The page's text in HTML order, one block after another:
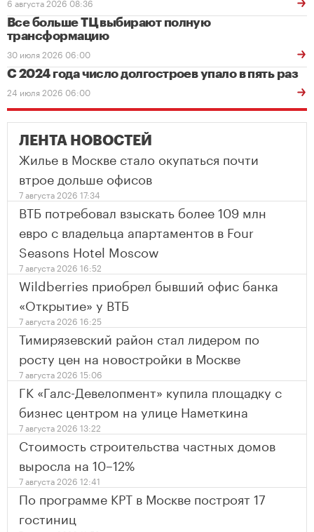
Все больше ТЦ выбирают полную
трансформацию
30 июля 2026 06:00
С 2024 года число долгостроев упало в пять раз
24 июля 2026 06:00
ЛЕНТА НОВОСТЕЙ
Жилье в Москве стало окупаться почти
втрое дольше офисов
7 августа 2026 17:34
ВТБ потребовал взыскать более 109 млн
евро с владельца апартаментов в Four
Seasons Hotel Moscow
7 августа 2026 16:52
Wildberries приобрел бывший офис банка
«Открытие» у ВТБ
7 августа 2026 16:25
Тимирязевский район стал лидером по
росту цен на новостройки в Москве
7 августа 2026 15:06
ГК «Галс-Девелопмент» купила площадку с
бизнес центром на улице Наметкина
7 августа 2026 13:22
Стоимость строительства частных домов
выросла на 10–12%
7 августа 2026 12:41
По программе КРТ в Москве построят 17
гостиниц